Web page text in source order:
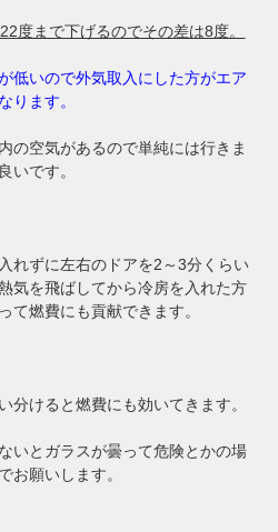
度まで下げるのでその差は8度。
低いので外気取入にした方がエア
ります。
の空気があるので単純には行きま
いです。
れずに左右のドアを2～3分くらい
気を飛ばしてから冷房を入れた方
て燃費にも貢献できます。
分けると燃費にも効いてきます。
いとガラスが曇って危険とかの場
お願いします。